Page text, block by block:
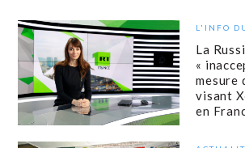
L'INFO
La
«
mesure
visant
en